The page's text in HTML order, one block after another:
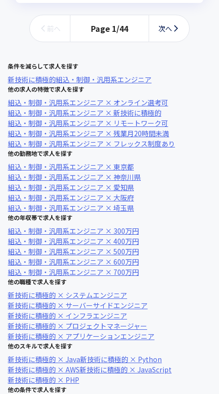
前へ Page 1/44 次へ
条件を減らして求人を探す
新技術に積極的組込・制御・汎用系エンジニア
他の求人の特徴で求人を探す
組込・制御・汎用系エンジニア × オンライン選考可
組込・制御・汎用系エンジニア × 新技術に積極的
組込・制御・汎用系エンジニア × リモートワーク可
組込・制御・汎用系エンジニア × 残業月20時間未満
組込・制御・汎用系エンジニア × フレックス制度あり
他の勤務地で求人を探す
組込・制御・汎用系エンジニア × 東京都
組込・制御・汎用系エンジニア × 神奈川県
組込・制御・汎用系エンジニア × 愛知県
組込・制御・汎用系エンジニア × 大阪府
組込・制御・汎用系エンジニア × 埼玉県
他の年収帯で求人を探す
組込・制御・汎用系エンジニア × 300万円
組込・制御・汎用系エンジニア × 400万円
組込・制御・汎用系エンジニア × 500万円
組込・制御・汎用系エンジニア × 600万円
組込・制御・汎用系エンジニア × 700万円
他の職種で求人を探す
新技術に積極的 × システムエンジニア
新技術に積極的 × サーバーサイドエンジニア
新技術に積極的 × インフラエンジニア
新技術に積極的 × プロジェクトマネージャー
新技術に積極的 × アプリケーションエンジニア
他のスキルで求人を探す
新技術に積極的 × Java新技術に積極的 × Python
新技術に積極的 × AWS新技術に積極的 × JavaScript
新技術に積極的 × PHP
他の条件で求人を探す